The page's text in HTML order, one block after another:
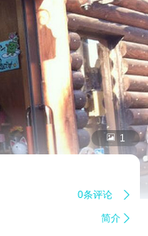
 1
0条评论 
简介 